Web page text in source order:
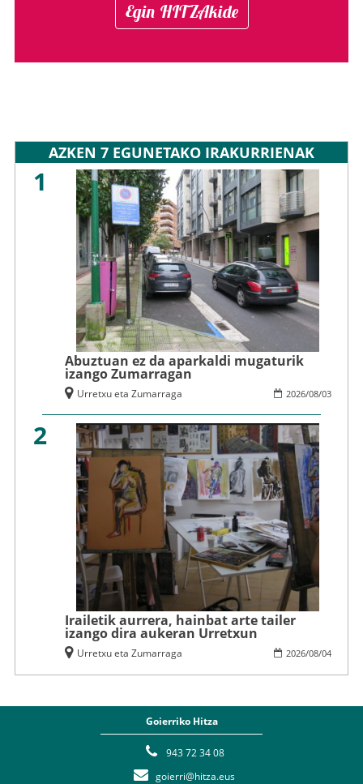
Egin HITZAkide
AZKEN 7 EGUNETAKO IRAKURRIENAK
1
Abuztuan ez da aparkaldi mugaturik
izango Zumarragan
2026/08/03
Urretxu eta Zumarraga
2
Irailetik aurrera, hainbat arte tailer
izango dira aukeran Urretxun
2026/08/04
Urretxu eta Zumarraga
Goierriko Hitza
943 72 34 08
goierri@hitza.eus